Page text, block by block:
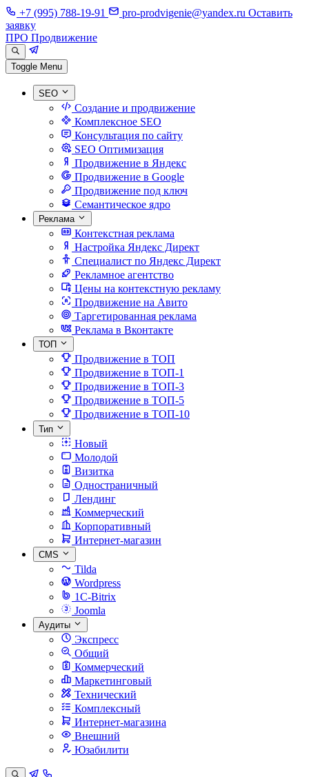
+7 (995) 788-19-91 pro-prodvigenie@yandex.ru Оставить
заявку
ПРО Продвижение
Toggle Menu
SEO
Создание и продвижение
Комплексное SEO
Консультация по сайту
SEO Оптимизация
Продвижение в Яндекс
Продвижение в Google
Продвижение под ключ
Семантическое ядро
Реклама
Контекстная реклама
Настройка Яндекс Директ
Специалист по Яндекс Директ
Рекламное агентство
Цены на контекстную рекламу
Продвижение на Авито
Таргетированная реклама
Реклама в Вконтакте
ТОП
Продвижение в ТОП
Продвижение в ТОП-1
Продвижение в ТОП-3
Продвижение в ТОП-5
Продвижение в ТОП-10
Тип
Новый
Молодой
Визитка
Одностраничный
Лендинг
Коммерческий
Корпоративный
Интернет-магазин
CMS
Tilda
Wordpress
1C-Bitrix
Joomla
Аудиты
Экспресс
Общий
Коммерческий
Маркетинговый
Технический
Комплексный
Интернет-магазина
Внешний
Юзабилити